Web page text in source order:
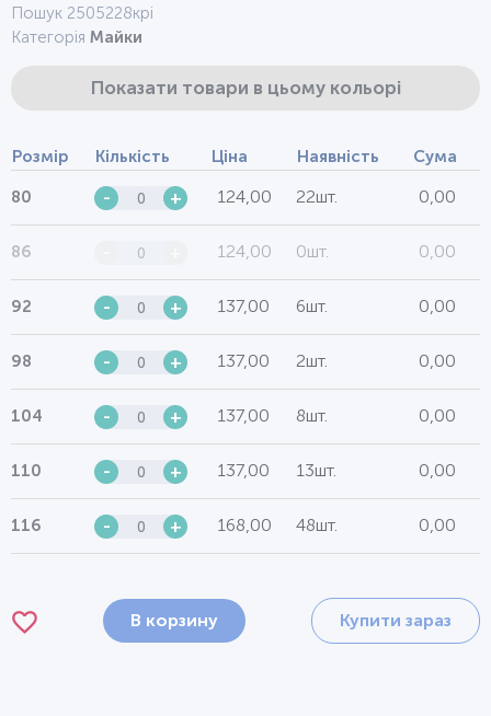
Пошук 2505228крі
Категорія Майки
Показати товари в цьому кольорі
Розмір Кількість Ціна Наявність Сума
80 - + 124,00 22шт. 0,00
86 124,00 0шт. 0,00
92 - + 137,00 6шт. 0,00
98 - + 137,00 2шт. 0,00
104 - + 137,00 8шт. 0,00
110 - + 137,00 13шт. 0,00
116 - + 168,00 48шт. 0,00
В корзину Купити зараз